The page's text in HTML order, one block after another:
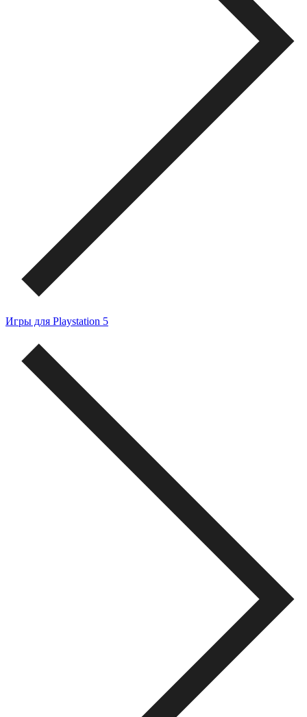
Игры для Playstation 5